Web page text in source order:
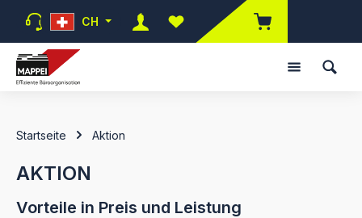
Zum Hauptinhalt springen
CH
Du hast 0 Produkte auf dem
Startseite Aktion
AKTION
Vorteile in Preis und Leistung